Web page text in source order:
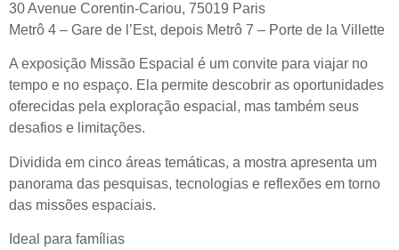
30 Avenue Corentin-Cariou, 75019 Paris
Metrô 4 – Gare de l’Est, depois Metrô 7 – Porte de la Villette
A exposição Missão Espacial é um convite para viajar no
tempo e no espaço. Ela permite descobrir as oportunidades
oferecidas pela exploração espacial, mas também seus
desafios e limitações.
Dividida em cinco áreas temáticas, a mostra apresenta um
panorama das pesquisas, tecnologias e reflexões em torno
das missões espaciais.
Ideal para famílias